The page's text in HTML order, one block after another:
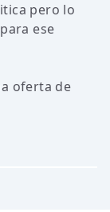
pero lo
ese
oferta de